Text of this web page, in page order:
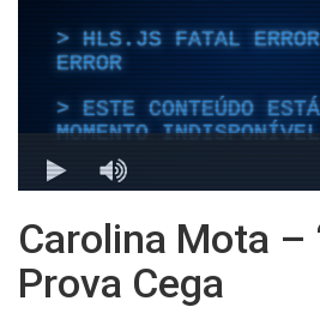
Carolina Mota –
Prova Cega